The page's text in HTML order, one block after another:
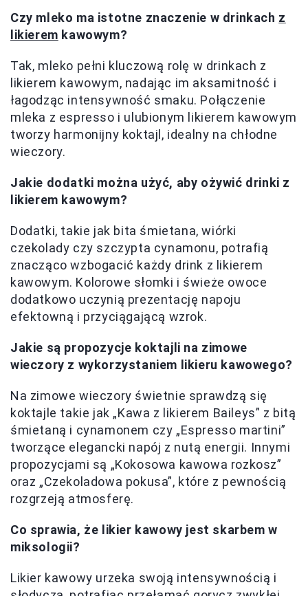
Czy mleko ma istotne znaczenie w drinkach z
likierem kawowym?
Tak, mleko pełni kluczową rolę w drinkach z
likierem kawowym, nadając im aksamitność i
łagodząc intensywność smaku. Połączenie
mleka z espresso i ulubionym likierem kawowym
tworzy harmonijny koktajl, idealny na chłodne
wieczory.
Jakie dodatki można użyć, aby ożywić drinki z
likierem kawowym?
Dodatki, takie jak bita śmietana, wiórki
czekolady czy szczypta cynamonu, potrafią
znacząco wzbogacić każdy drink z likierem
kawowym. Kolorowe słomki i świeże owoce
dodatkowo uczynią prezentację napoju
efektowną i przyciągającą wzrok.
Jakie są propozycje koktajli na zimowe
wieczory z wykorzystaniem likieru kawowego?
Na zimowe wieczory świetnie sprawdzą się
koktajle takie jak „Kawa z likierem Baileys” z bitą
śmietaną i cynamonem czy „Espresso martini”
tworzące elegancki napój z nutą energii. Innymi
propozycjami są „Kokosowa kawowa rozkosz”
oraz „Czekoladowa pokusa”, które z pewnością
rozgrzeją atmosferę.
Co sprawia, że likier kawowy jest skarbem w
miksologii?
Likier kawowy urzeka swoją intensywnością i